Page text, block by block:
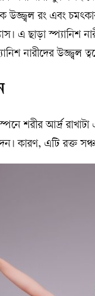
উজ্জ্বল রং এবং
এ ছাড়া স্প্যানিশ
নারীদের উজ্জ্বল
শরীর আর্দ্র
কারণ, এটি রক্ত